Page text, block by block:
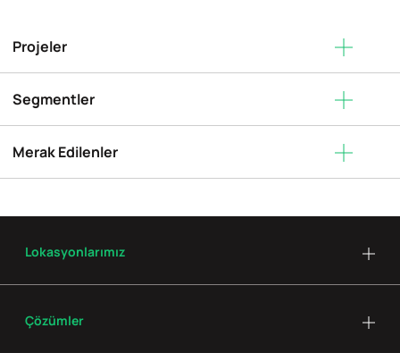
Projeler
Segmentler
Merak Edilenler
Lokasyonlarımız
Çözümler